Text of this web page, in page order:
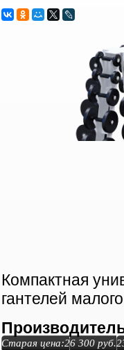
Компактная
гантелей
Старая цена:26 300 руб.